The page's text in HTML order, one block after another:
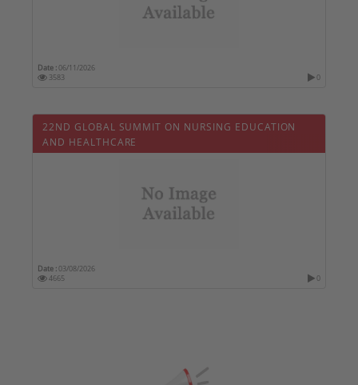
Date :06/11/2026
3583
0
22ND GLOBAL SUMMIT ON NURSING EDUCATION
AND HEALTHCARE
Date :03/08/2026
4665
0